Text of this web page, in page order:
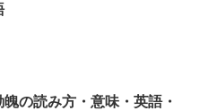
魄の読み方・意味・英語・